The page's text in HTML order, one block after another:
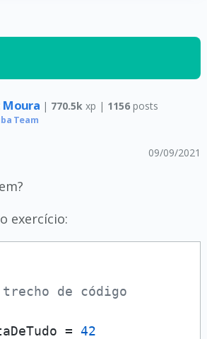
Moura | 770.5k xp | 1156posts
Team
09/09/2021
exercício:
de código
= 42